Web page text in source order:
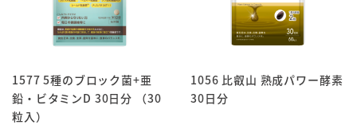
1577 5種のブロック菌+亜
鉛・ビタミンD 30日分 （30
粒入）
1056 比叡山 熟成パワー酵素
30日分